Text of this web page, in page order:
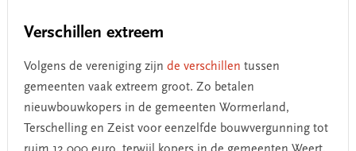
Verschillen extreem
Volgens de vereniging zijn de verschillen tussen
gemeenten vaak extreem groot. Zo betalen
nieuwbouwkopers in de gemeenten Wormerland,
Terschelling en Zeist voor eenzelfde bouwvergunning tot